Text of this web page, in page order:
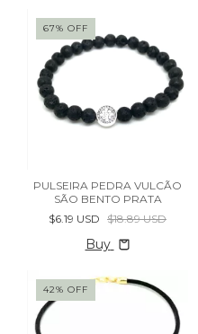
67% OFF
PULSEIRA PEDRA VULCÃO
SÃO BENTO PRATA
$6.19 USD $18.89 USD
Buy
42% OFF